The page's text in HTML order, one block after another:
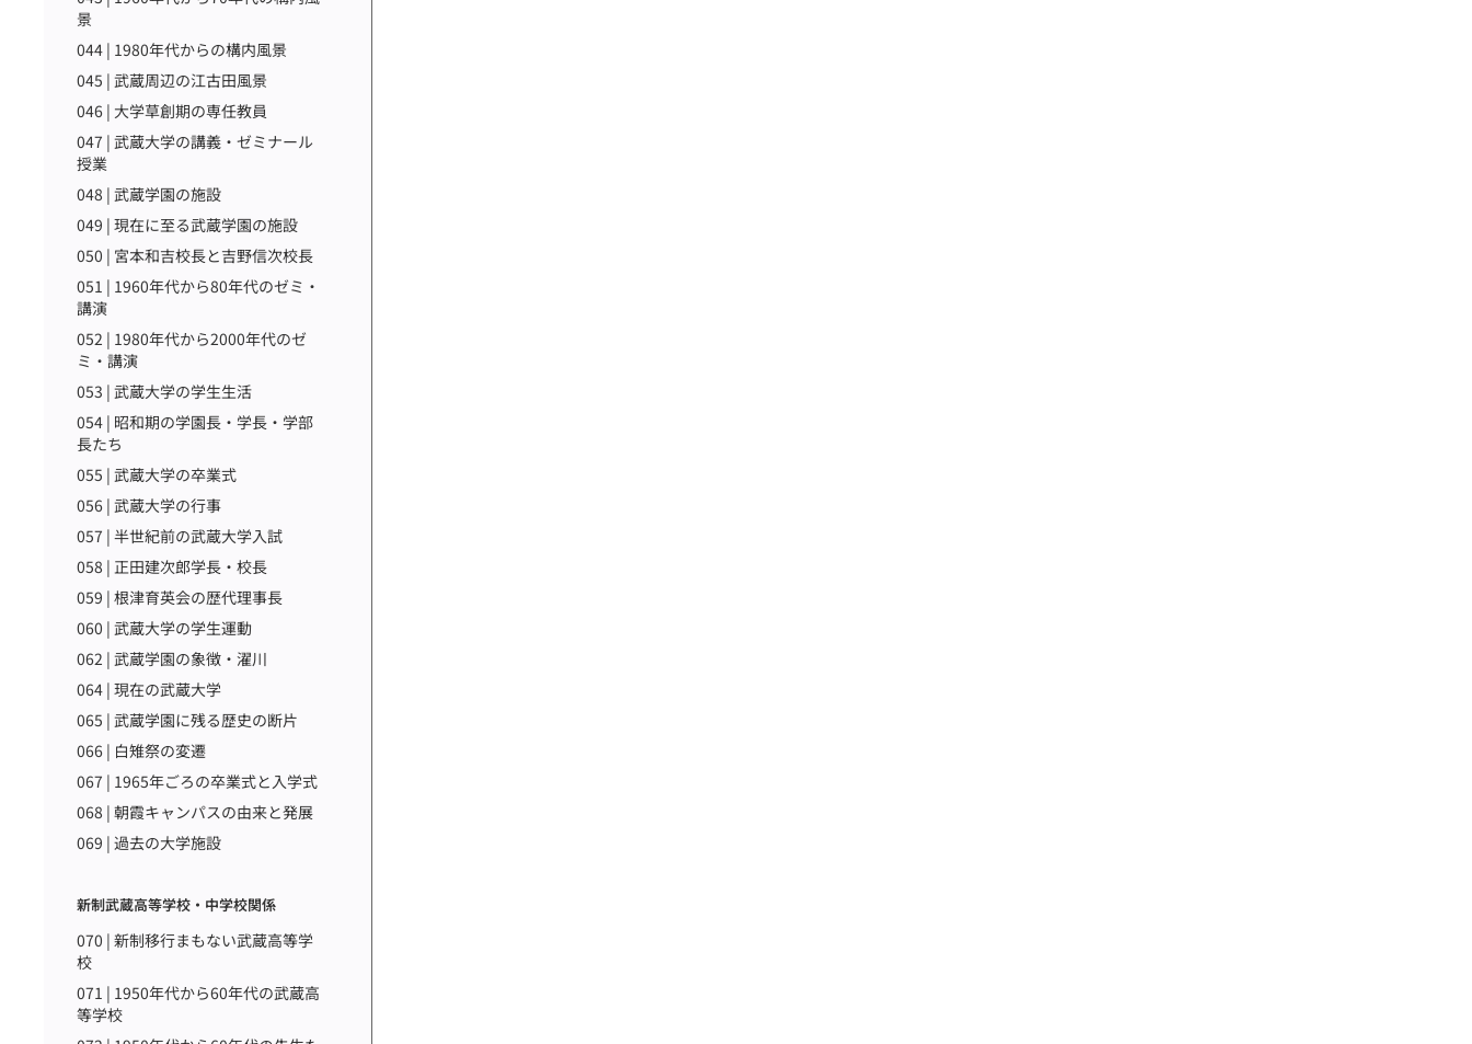
景
044 | 1980年代からの構内風景
045 | 武蔵周辺の江古田風景
046 | 大学草創期の専任教員
047 | 武蔵大学の講義・ゼミナール
授業
048 | 武蔵学園の施設
049 | 現在に至る武蔵学園の施設
050 | 宮本和吉校長と吉野信次校長
051 | 1960年代から80年代のゼミ・
講演
052 | 1980年代から2000年代のゼ
ミ・講演
053 | 武蔵大学の学生生活
054 | 昭和期の学園長・学長・学部
長たち
055 | 武蔵大学の卒業式
056 | 武蔵大学の行事
057 | 半世紀前の武蔵大学入試
058 | 正田建次郎学長・校長
059 | 根津育英会の歴代理事長
060 | 武蔵大学の学生運動
062 | 武蔵学園の象徴・濯川
064 | 現在の武蔵大学
065 | 武蔵学園に残る歴史の断片
066 | 白雉祭の変遷
067 | 1965年ごろの卒業式と入学式
068 | 朝霞キャンパスの由来と発展
069 | 過去の大学施設
新制武蔵高等学校・中学校関係
070 | 新制移行まもない武蔵高等学
校
071 | 1950年代から60年代の武蔵高
等学校